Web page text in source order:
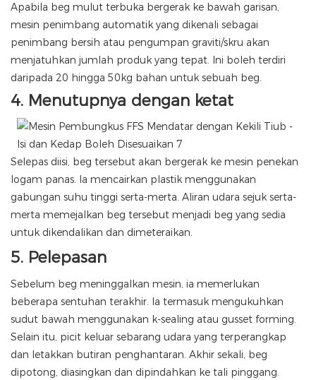
Apabila beg mulut terbuka bergerak ke bawah garisan,
mesin penimbang automatik yang dikenali sebagai
penimbang bersih atau pengumpan graviti/skru akan
menjatuhkan jumlah produk yang tepat. Ini boleh terdiri
daripada 20 hingga 50kg bahan untuk sebuah beg.
4. Menutupnya dengan ketat
Selepas diisi, beg tersebut akan bergerak ke mesin penekan
logam panas. Ia mencairkan plastik menggunakan
gabungan suhu tinggi serta-merta. Aliran udara sejuk serta-
merta memejalkan beg tersebut menjadi beg yang sedia
untuk dikendalikan dan dimeteraikan.
5. Pelepasan
Sebelum beg meninggalkan mesin, ia memerlukan
beberapa sentuhan terakhir. Ia termasuk mengukuhkan
sudut bawah menggunakan k-sealing atau gusset forming.
Selain itu, picit keluar sebarang udara yang terperangkap
dan letakkan butiran penghantaran. Akhir sekali, beg
dipotong, diasingkan dan dipindahkan ke tali pinggang.